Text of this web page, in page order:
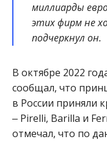
миллиарды
этих фирм не
подчеркнул он.
В октябре 2022
сообщал, что
в России приняли
‒ Pirelli, Barilla и
отмечал, что по